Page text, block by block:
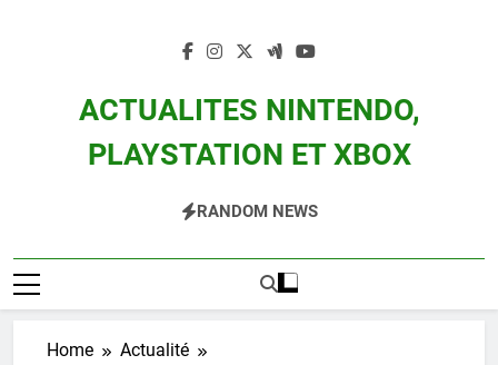
ACTUALITES NINTENDO,
PLAYSTATION ET XBOX
Zelda, Splatoon, Pokemon Entre Autres
RANDOM NEWS
Home
Actualité